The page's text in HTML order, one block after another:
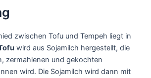
zwischen Tofu und Tempeh liegt in
wird aus Sojamilch hergestellt, die
zermahlenen und gekochten
wird. Die Sojamilch wird dann mit